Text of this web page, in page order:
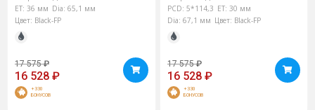
ET: 36 мм Dia: 65,1 мм
Цвет: Black-FP
17 575 ₽
16 528 ₽
+330
БОНУСОВ
PCD: 5*114,3 ET: 30 мм
Dia: 67,1 мм Цвет: Black-FP
17 575 ₽
16 528 ₽
+330
БОНУСОВ